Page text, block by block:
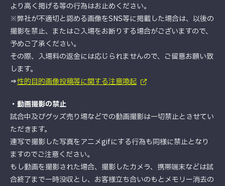
より高く掲げる等の行為はお止めください。
※弊社が不適切と認める画像をSNS等に掲載した場合は、以後の
撮影を禁止、またはご入場をお断りする場合がございますので、
予めご了承ください。
その際、入場料の返金には応じられませんので、ご留意お願い致
します。
⇒性的目的画像投稿等に関する注意喚起
・動画撮影の禁止
試合中及びグッズ売り場などでの動画撮影は一切禁止とさせてい
ただきます。
連写で撮影した写真をアニメgifにする行為も同様に禁止となり
ますのでご注意ください。
もし動画を撮影された場合、撮影したカメラ、携帯端末などは試
合終了まで一時没収とし、お客様立ち合いのもとメモリー消去の